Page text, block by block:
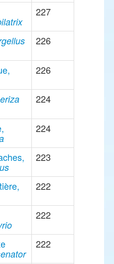
227
226
226
224
224
223
222
222
222